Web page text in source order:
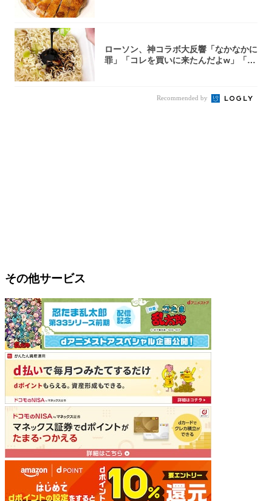
ローソン、神コラボ大反響「なかなかに
罪」「コレを買いに来たんだよw」「３
Recommended by
その他サービス